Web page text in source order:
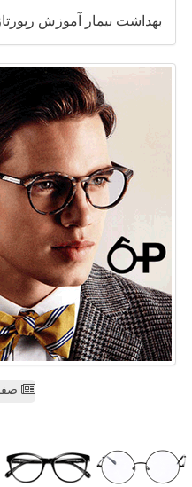
بهداشت بیمار آموزش